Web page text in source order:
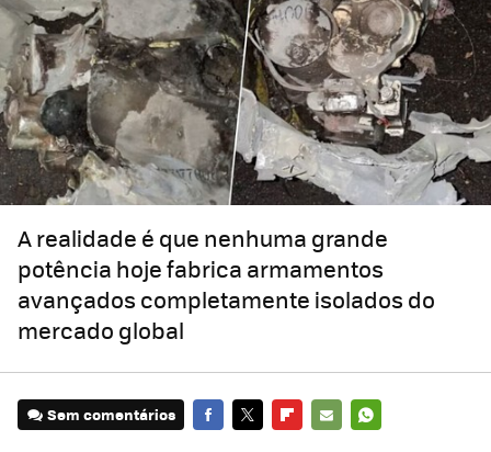
A realidade é que nenhuma grande
potência hoje fabrica armamentos
avançados completamente isolados do
mercado global
Sem comentários